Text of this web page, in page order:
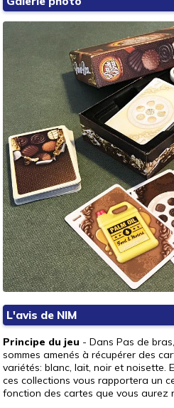
L'avis de NIM
Principe du jeu - Dans Pas de
sommes amenés à récupérer des
variétés: blanc, lait, noir et noisette.
ces collections vous rapportera un
fonction des cartes que vous aurez